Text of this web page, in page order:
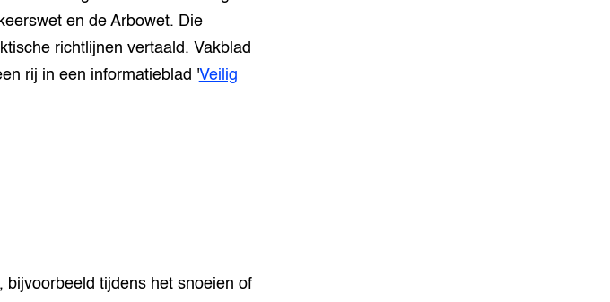
en de Arbowet. Die
richtlijnen vertaald. Vakblad
rij in een informatieblad 'Veilig
bijvoorbeeld tijdens het snoeien of